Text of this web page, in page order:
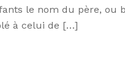
le nom du père, ou
à celui de […]